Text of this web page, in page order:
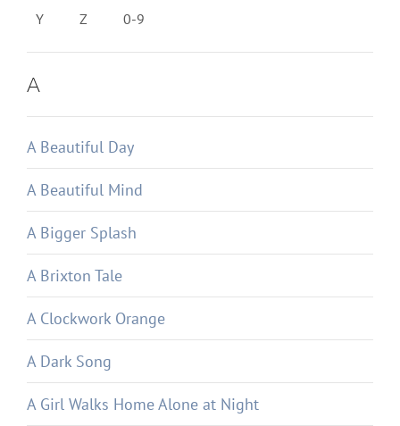
Y
Z 0-9
A
A Beautiful Day
A Beautiful Mind
A Bigger Splash
A Brixton Tale
A Clockwork Orange
A Dark Song
A Girl Walks Home Alone at Night